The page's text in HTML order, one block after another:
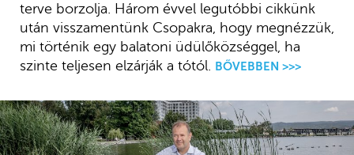
terve borzolja. Három évvel legutóbbi cikkünk
után visszamentünk Csopakra, hogy megnézzük,
mi történik egy balatoni üdülőközséggel, ha
szinte teljesen elzárják a tótól. BŐVEBBEN >>>